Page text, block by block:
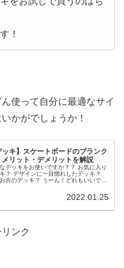
！
使って自分に最適なサイ
かがでしょうか！
ッキ】スケートボードのブランク
リット・デメリットを解説
デッキをお使いですか？？ お気に入り
？ デザインに一目惚れしたデッキ？
古のデッキ？ うーん！どれもいいです
2022.01.25
ンク